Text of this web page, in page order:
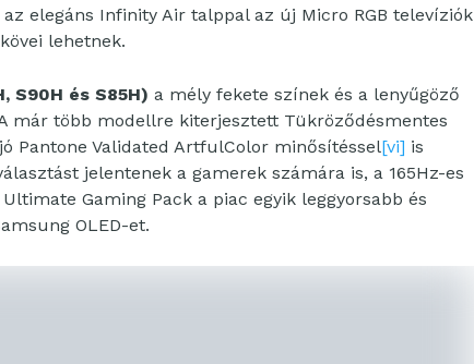
elegáns Infinity Air talppal az új Micro RGB televíziók
lehetnek.
S90H és S85H) a mély fekete színek és a lenyűgöző
már több modellre kiterjesztett Tükröződésmentes
Pantone Validated ArtfulColor minősítéssel[vi] is
jelentenek a gamerek számára is, a 165Hz-es
Gaming Pack a piac egyik leggyorsabb és
OLED-et.